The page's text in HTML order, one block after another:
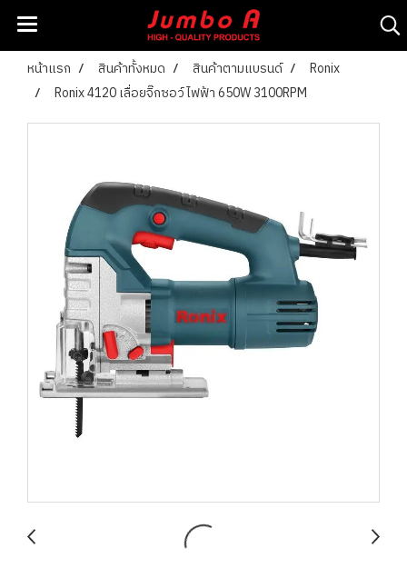
หน้าแรก สินค้าทั้งหมด สินค้าตามแบรนด์
Ronix
Ronix 4120 เลื่อยจิ๊กซอว์ไฟฟ้า 650W 3100RPM